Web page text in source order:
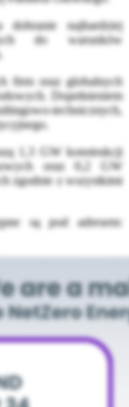
dobranie najbardziej
do warunków
firm oraz globalnych
Dopełnieniem
technicznych,
1,3 GW konstrukcji
oraz 0,2 GW
zgodnie z wszystkimi
są pod adresem: